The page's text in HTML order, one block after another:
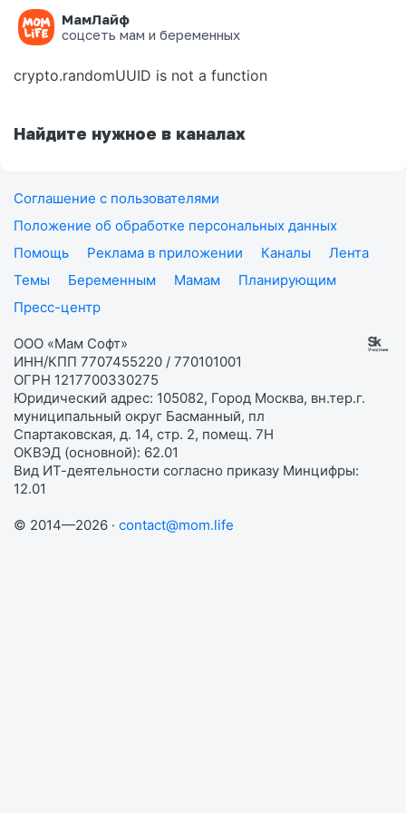
МамЛайф
соцсеть мам и беременных
Ошибка на странице
crypto.randomUUID is not a function
Найдите нужное в каналах
Соглашение с пользователями
Положение об обработке персональных данных
Помощь
Реклама в приложении Каналы
Лента
Темы
Беременным Мамам
Планирующим
Пресс-центр
ООО «Мам Софт»
ИНН/КПП 7707455220 / 770101001
ОГРН 1217700330275
Юридический адрес: 105082, Город Москва, вн.тер.г.
муниципальный округ Басманный, пл
Спартаковская, д. 14, стр. 2, помещ. 7Н
ОКВЭД (основной): 62.01
Вид ИТ-деятельности согласно приказу Минцифры:
12.01
© 2014—2026 · contact@mom.life